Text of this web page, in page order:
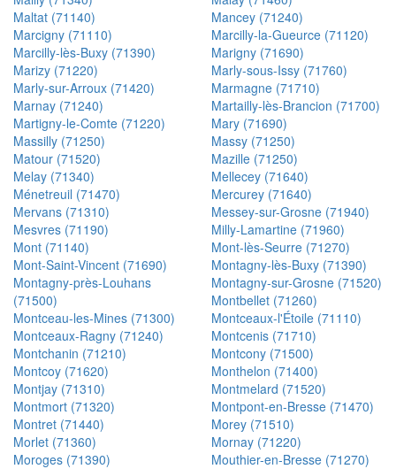
Maltat (71140)
Mancey (71240)
Marcigny (71110)
Marcilly-la-Gueurce (71120)
Marcilly-lès-Buxy (71390)
Marigny (71690)
Marizy (71220)
Marly-sous-Issy (71760)
Marly-sur-Arroux (71420)
Marmagne (71710)
Marnay (71240)
Martailly-lès-Brancion (71700)
Martigny-le-Comte (71220)
Mary (71690)
Massilly (71250)
Massy (71250)
Matour (71520)
Mazille (71250)
Melay (71340)
Mellecey (71640)
Ménetreuil (71470)
Mercurey (71640)
Mervans (71310)
Messey-sur-Grosne (71940)
Mesvres (71190)
Milly-Lamartine (71960)
Mont (71140)
Mont-lès-Seurre (71270)
Mont-Saint-Vincent (71690)
Montagny-lès-Buxy (71390)
Montagny-près-Louhans
(71500)
Montagny-sur-Grosne (71520)
Montbellet (71260)
Montceau-les-Mines (71300)
Montceaux-l'Étoile (71110)
Montceaux-Ragny (71240)
Montcenis (71710)
Montchanin (71210)
Montcony (71500)
Montcoy (71620)
Monthelon (71400)
Montjay (71310)
Montmelard (71520)
Montmort (71320)
Montpont-en-Bresse (71470)
Montret (71440)
Morey (71510)
Morlet (71360)
Mornay (71220)
Moroges (71390)
Mouthier-en-Bresse (71270)